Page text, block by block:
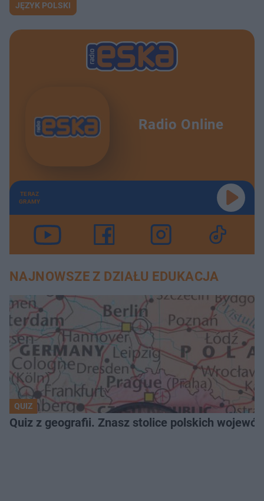
JĘZYK POLSKI
Radio Online
TERAZ
GRAMY
NAJNOWSZE Z DZIAŁU EDUKACJA
QUIZ
Quiz z geografii. Znasz stolice polskich